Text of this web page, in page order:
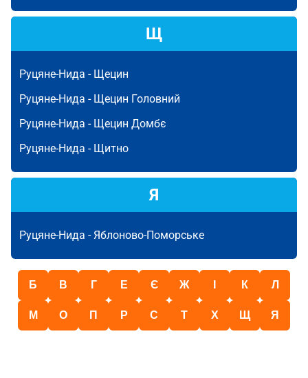
Щ
Руцяне-Нида - Щецин
Руцяне-Нида - Щецин Головний
Руцяне-Нида - Щецин Домбє
Руцяне-Нида - Щитно
Я
Руцяне-Нида - Яблоново-Поморське
Б В Г Е Є Ж К Л
М О П Р С Т Х Щ Я